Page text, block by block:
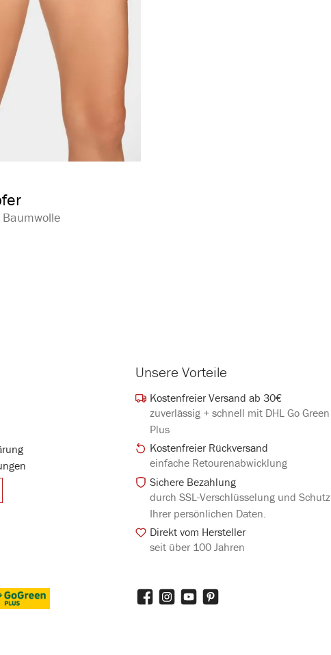
nicht verfügbar.)
Unsere Vorteile
Kostenfreier Versand ab 30€
zuverlässig + schnell mit DHL Go Green
Plus
Kostenfreier Rückversand
einfache Retourenabwicklung
Sichere Bezahlung
durch SSL-Verschlüsselung und Schutz
Ihrer persönlichen Daten.
Direkt vom Hersteller
seit über 100 Jahren
FacebookInstagramYouTubePinterest